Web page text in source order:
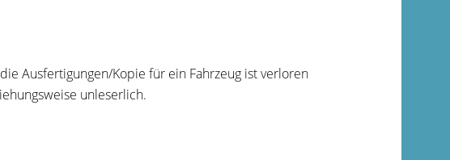
Ausfertigungen/Kopie für ein Fahrzeug ist verloren
unleserlich.